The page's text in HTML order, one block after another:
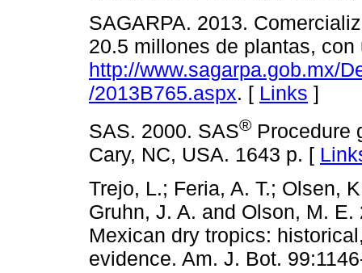
SAGARPA. 2013.
20.5 millones de plantas, con
http://www.sagarpa.gob.mx/
/2013B765.aspx. [ Links ]
SAS. 2000. SAS® Procedure
Cary, NC, USA. 1643 p. [
Trejo, L.; Feria, A. T.; Olsen,
Gruhn, J. A. and Olson, M.
Mexican dry tropics:
evidence. Am. J. Bot.